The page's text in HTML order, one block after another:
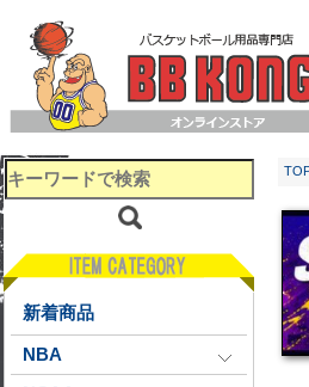
新着商品
NBA